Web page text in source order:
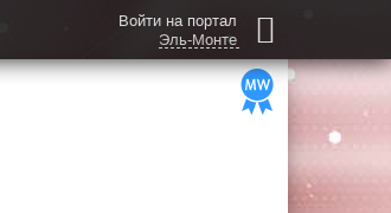
Войти на портал
Эль-Монте